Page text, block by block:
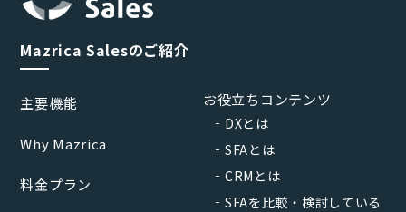
Mazrica Salesのご紹介
主要機能
Why Mazrica
料金プラン
お役立ちコンテンツ
DXとは
SFAとは
CRMとは
SFAを比較・検討している